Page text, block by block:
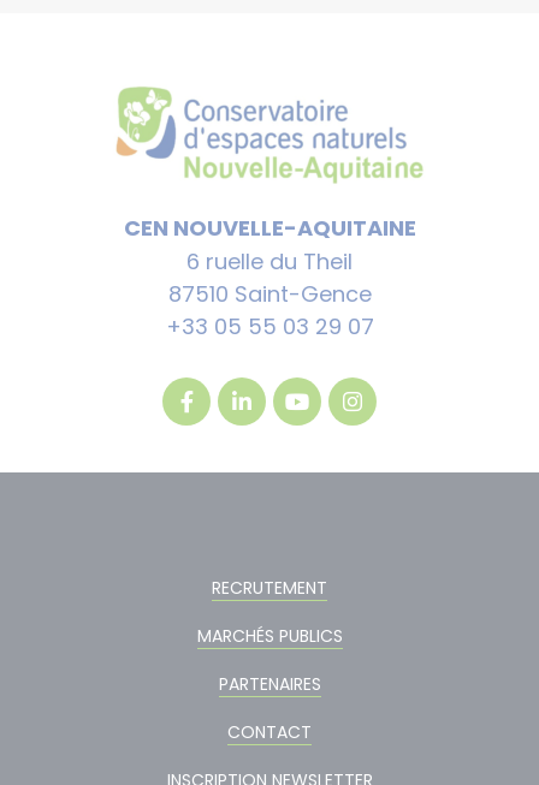
CEN NOUVELLE-AQUITAINE
6 ruelle du Theil
87510 Saint-Gence
+33 05 55 03 29 07
RECRUTEMENT
MARCHÉS PUBLICS
PARTENAIRES
CONTACT
INSCRIPTION NEWSLETTER